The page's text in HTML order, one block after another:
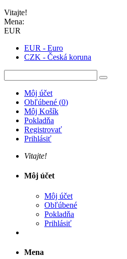
Vitajte!
Mena:
EUR
EUR - Euro
CZK - Česká koruna
Môj účet
Obľúbené (0)
Môj Košík
Pokladňa
Registrovať
Prihlásiť
Vitajte!
Môj účet
Môj účet
Obľúbené
Pokladňa
Prihlásiť
Mena